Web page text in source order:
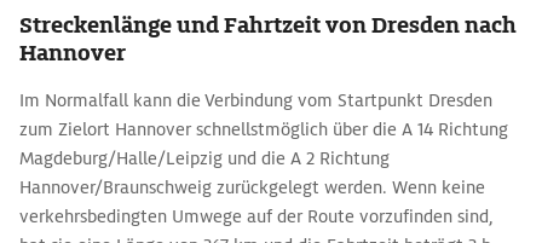
Streckenlänge und Fahrtzeit von Dresden nach
Hannover
Im Normalfall kann die Verbindung vom Startpunkt Dresden
zum Zielort Hannover schnellstmöglich über die A 14 Richtung
Magdeburg/Halle/Leipzig und die A 2 Richtung
Hannover/Braunschweig zurückgelegt werden. Wenn keine
verkehrsbedingten Umwege auf der Route vorzufinden sind,